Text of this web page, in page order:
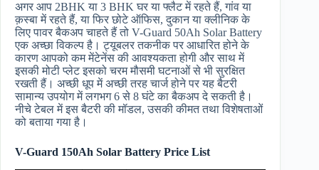
अगर आप 2BHK या 3 BHK घर या फ्लैट में रहते हैं, गांव या
क़स्बा में रहते हैं, या फिर छोटे ऑफिस, दुकान या क्लीनिक के
लिए पावर बैकअप चाहते हैं तो V-Guard 50Ah Solar Battery
एक अच्छा विकल्प है। ट्यूबलर तकनीक पर आधारित होने के
कारण आपको कम मेंटेनेंस की आवश्यकता होगी और साथ में
इसकी मोटी प्लेट इसको चरम मौसमी घटनाओं से भी सुरक्षित
रखती हैं। अच्छी धूप में अच्छी तरह चार्ज होने पर यह बैटरी
सामान्य उपयोग में लगभग 6 से 8 घंटे का बैकअप दे सकती है।
नीचे टेबल में इस बैटरी की मॉडल, उसकी कीमत तथा विशेषताओं
को बताया गया है।
V-Guard 150Ah Solar Battery Price List